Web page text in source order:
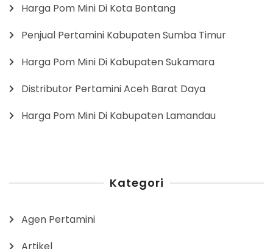
Harga Pom Mini Di Kota Bontang
Penjual Pertamini Kabupaten Sumba Timur
Harga Pom Mini Di Kabupaten Sukamara
Distributor Pertamini Aceh Barat Daya
Harga Pom Mini Di Kabupaten Lamandau
Kategori
Agen Pertamini
Artikel